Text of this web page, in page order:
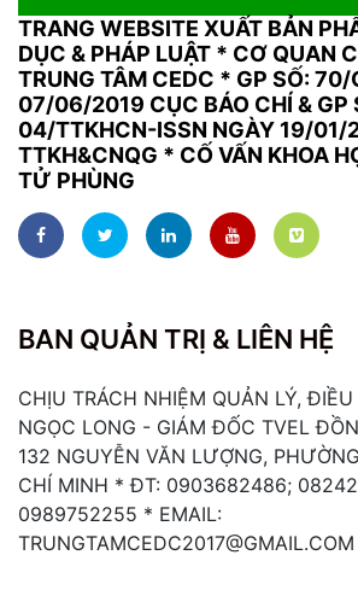
TRANG WEBSITE XUẤT BẢN
DỤC & PHÁP LUẬT * CƠ QUAN
TRUNG TÂM CEDC * GP SỐ:
07/06/2019 CỤC BÁO CHÍ & GP
04/TTKHCN-ISSN NGÀY 19/01/
TTKH&CNQG * CỐ VẤN KHOA
TỬ PHÙNG
BAN QUẢN TRỊ & LIÊN HỆ
CHỊU TRÁCH NHIỆM QUẢN LÝ,
NGỌC LONG - GIÁM ĐỐC TVEL
132 NGUYỄN VĂN LƯỢNG,
CHÍ MINH * ĐT: 0903682486;
0989752255 * EMAIL:
TRUNGTAMCEDC2017@GMAIL.COM